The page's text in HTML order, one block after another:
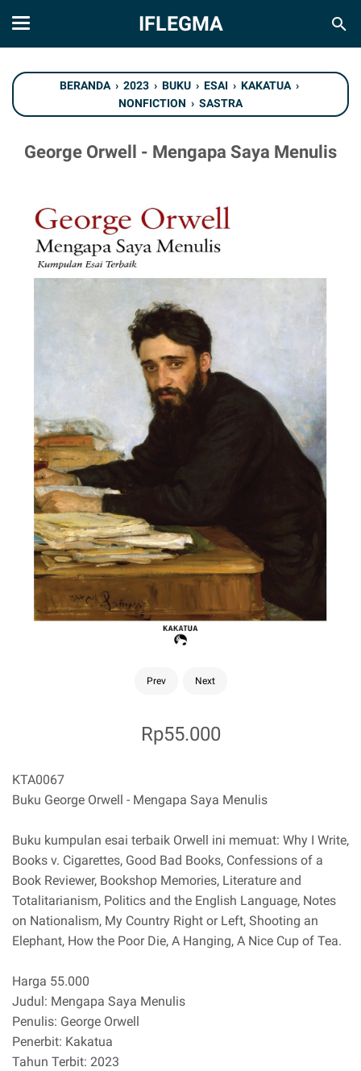
IFLEGMA
BERANDA › 2023 › BUKU › ESAI › KAKATUA ›
NONFICTION › SASTRA
George Orwell - Mengapa Saya Menulis
Prev Next
Rp55.000
KTA0067
Buku George Orwell - Mengapa Saya Menulis
Buku kumpulan esai terbaik Orwell ini memuat: Why I Write,
Books v. Cigarettes, Good Bad Books, Confessions of a
Book Reviewer, Bookshop Memories, Literature and
Totalitarianism, Politics and the English Language, Notes
on Nationalism, My Country Right or Left, Shooting an
Elephant, How the Poor Die, A Hanging, A Nice Cup of Tea.
Harga 55.000
Judul: Mengapa Saya Menulis
Penulis: George Orwell
Penerbit: Kakatua
Tahun Terbit: 2023